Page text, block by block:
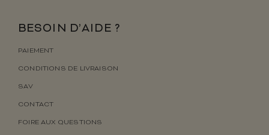
BESOIN D’AIDE ?
PAIEMENT
CONDITIONS DE LIVRAISON
SAV
CONTACT
FOIRE AUX QUESTIONS